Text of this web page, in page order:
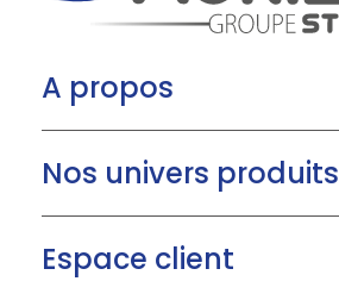
A propos
Nos univers produits
Espace client